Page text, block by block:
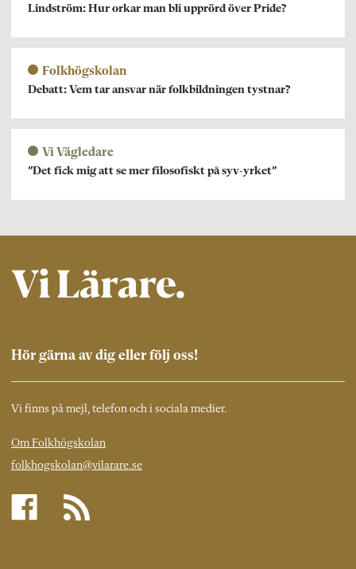
Lindström: Hur orkar man bli upprörd över Pride?
Folkhögskolan
Debatt: Vem tar ansvar när folkbildningen tystnar?
Vi Vägledare
”Det fick mig att se mer filosofiskt på syv-yrket”
Hör gärna av dig eller följ oss!
Vi finns på mejl, telefon och i sociala medier.
Om Folkhögskolan
folkhogskolan@vilarare.se